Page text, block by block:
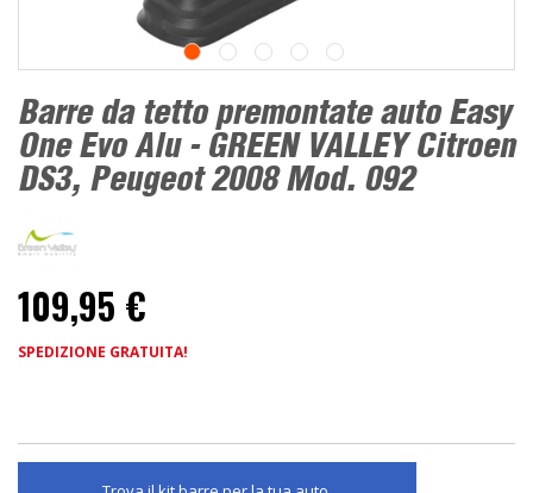
Barre da tetto premontate auto Easy
One Evo Alu - GREEN VALLEY Citroen
DS3, Peugeot 2008 Mod. 092
109,95 €
SPEDIZIONE GRATUITA!